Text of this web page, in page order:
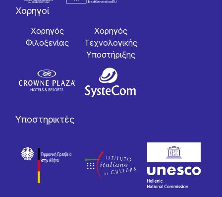
Χορηγοί
Χορηγός
Φιλοξενίας
Χορηγός
Tεχνολογικής
Yποστήριξης
Υποστηρικτές